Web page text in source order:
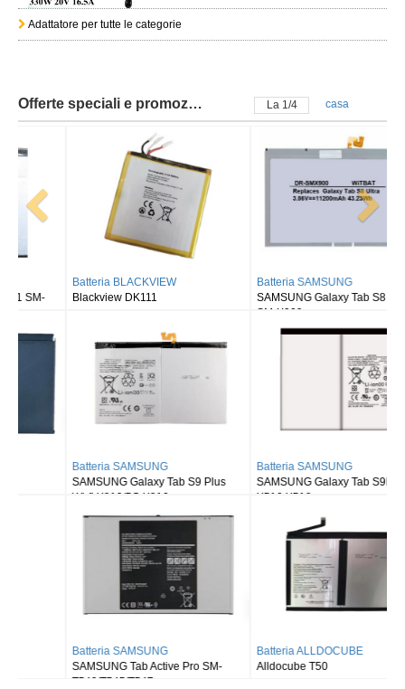
Adattatore per tutte le categorie
Offerte speciali e promozioni La 2/4 casa
Batteria BLACKVIEW
Blackview DK111
Batteria SAMSUNG
SAMSUNG Galaxy Tab S8 Ultra
Batteria SAMSUNG
SAMSUNG Galaxy Tab S9 Plus
Wi-fi X810/5G X816
Batteria SAMSUNG
SAMSUNG Galaxy Tab S9FE X510
X516 X518
Batteria SAMSUNG
SAMSUNG Tab Active Pro SM-
T540/T545/T547
Batteria ALLDOCUBE
Alldocube T50